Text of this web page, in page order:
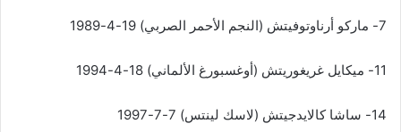
7- ماركو أرناوتوفيتش (النجم الأحمر الصربي) 19-4-1989
11- ميكايل غريغوريتش (أوغسبورغ الألماني) 18-4-1994
14- ساشا كالايدجيتش (لاسك لينتس) 7-7-1997